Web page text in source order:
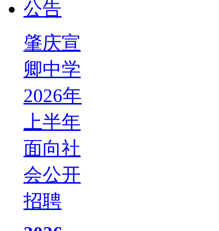
肇庆宣
卿中学
2026年
上半年
面向社
会公开
招聘